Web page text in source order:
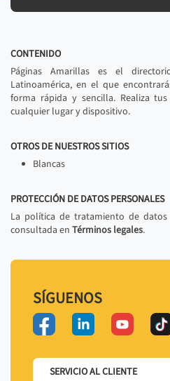
CONTENIDO
Páginas Amarillas es el
Latinoamérica, en el que
forma rápida y sencilla. Realiza
cualquier lugar y dispositivo.
OTROS DE NUESTROS SITIOS
Blancas
PROTECCIÓN DE DATOS PERSONALES
La política de tratamiento de
consultada en Términos legales.
SÍGUENOS
SERVICIO AL CLIENTE